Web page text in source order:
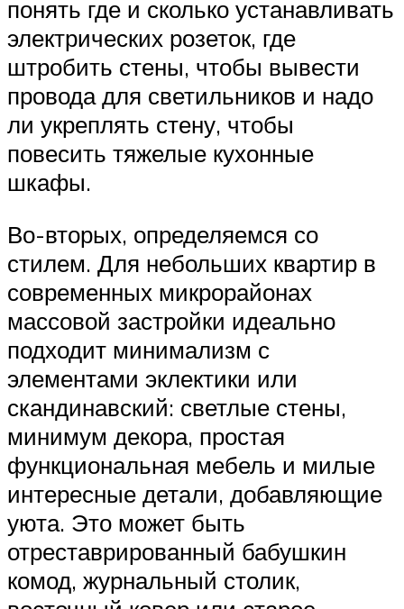
понять где и сколько устанавливать
электрических розеток, где
штробить стены, чтобы вывести
провода для светильников и надо
ли укреплять стену, чтобы
повесить тяжелые кухонные
шкафы.
Во-вторых, определяемся со
стилем. Для небольших квартир в
современных микрорайонах
массовой застройки идеально
подходит минимализм с
элементами эклектики или
скандинавский: светлые стены,
минимум декора, простая
функциональная мебель и милые
интересные детали, добавляющие
уюта. Это может быть
отреставрированный бабушкин
комод, журнальный столик,